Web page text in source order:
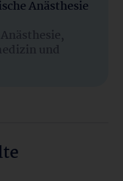
Anästhesie
und